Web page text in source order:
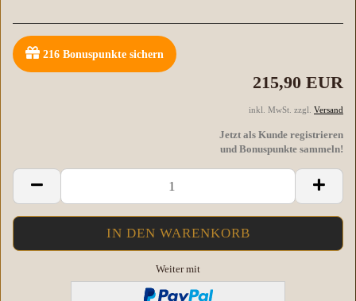
216 Bonuspunkte sichern
215,90 EUR
inkl. MwSt. zzgl. Versand
Jetzt als Kunde registrieren
und Bonuspunkte sammeln!
Weiter mit